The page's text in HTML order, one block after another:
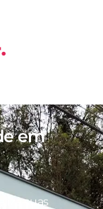
em
suas